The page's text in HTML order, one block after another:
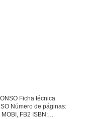
Ficha técnica
Número de páginas:
FB2 ISBN: